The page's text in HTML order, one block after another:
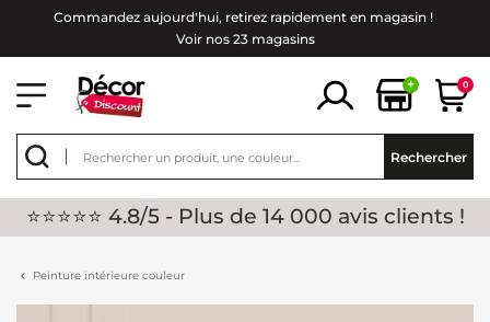
Commandez aujourd'hui, retirez rapidement en magasin !
Voir nos 23 magasins
+ 0
Rechercher
⭐⭐⭐⭐⭐ 4.8/5 - Plus de 14 000 avis clients !
Peinture intérieure couleur